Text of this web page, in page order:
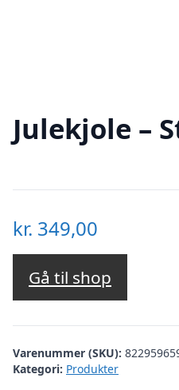
Julekjole –
kr. 349,00
Gå til shop
Varenummer (SKU):
Kategori: Produkter